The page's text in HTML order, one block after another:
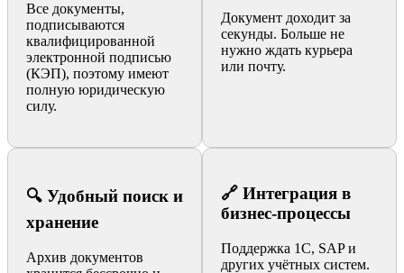
Все документы,
подписываются
квалифицированной
электронной подписью
(КЭП), поэтому имеют
полную юридическую
силу.
Документ доходит за
секунды. Больше не
нужно ждать курьера
или почту.
🔍 Удобный поиск и
хранение
Архив документов
🔗 Интеграция в
бизнес-процессы
Поддержка 1С, SAP и
других учётных систем.